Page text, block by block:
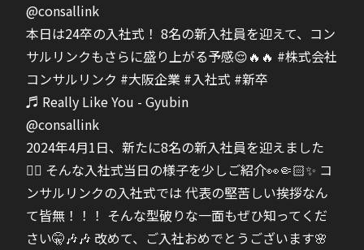
@consallink
本日は24卒の入社式！ 8名の新入社員を迎えて、コン
サルリンクもさらに盛り上がる予感😌🔥🔥 #株式会社
コンサルリンク #大阪企業 #入社式 #新卒
♬ Really Like You - Gyubin
@consallink
2024年4月1日、新たに8名の新入社員を迎えました
✌🏻 そんな入社式当日の様子を少しご紹介👀🤏🏻✨ コ
ンサルリンクの入社式では 代表の堅苦しい挨拶なん
て皆無！！！ そんな型破りな一面もぜひ知ってくだ
さい🤫🎶🎶 改めて、ご入社おめでとうございます🌸